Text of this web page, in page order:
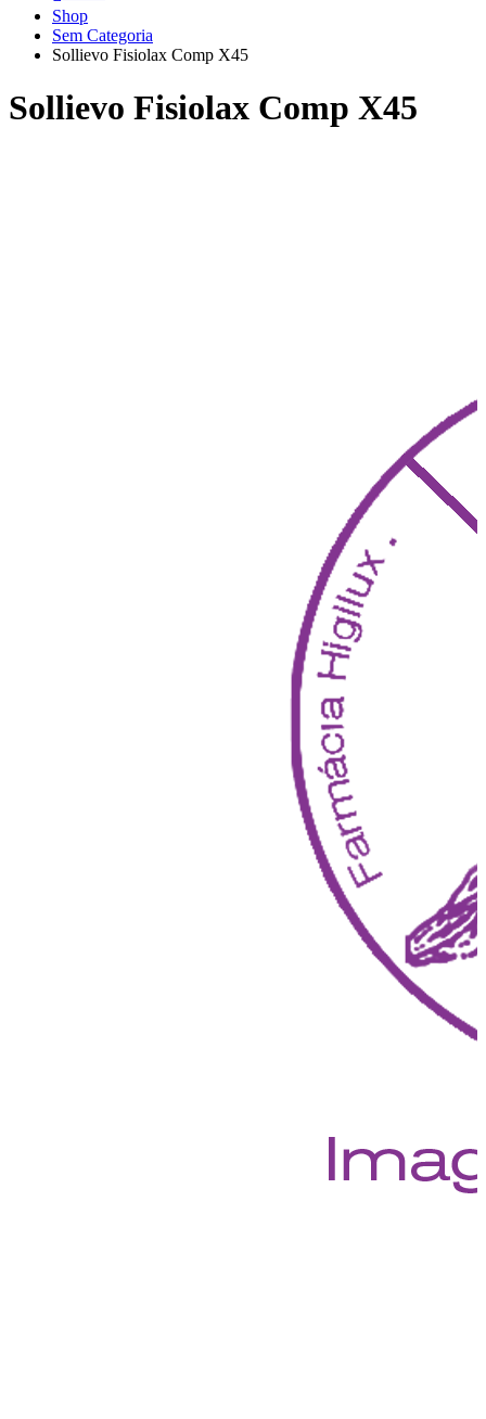
Shop
Sem Categoria
Sollievo Fisiolax Comp X45
Sollievo Fisiolax Comp X45